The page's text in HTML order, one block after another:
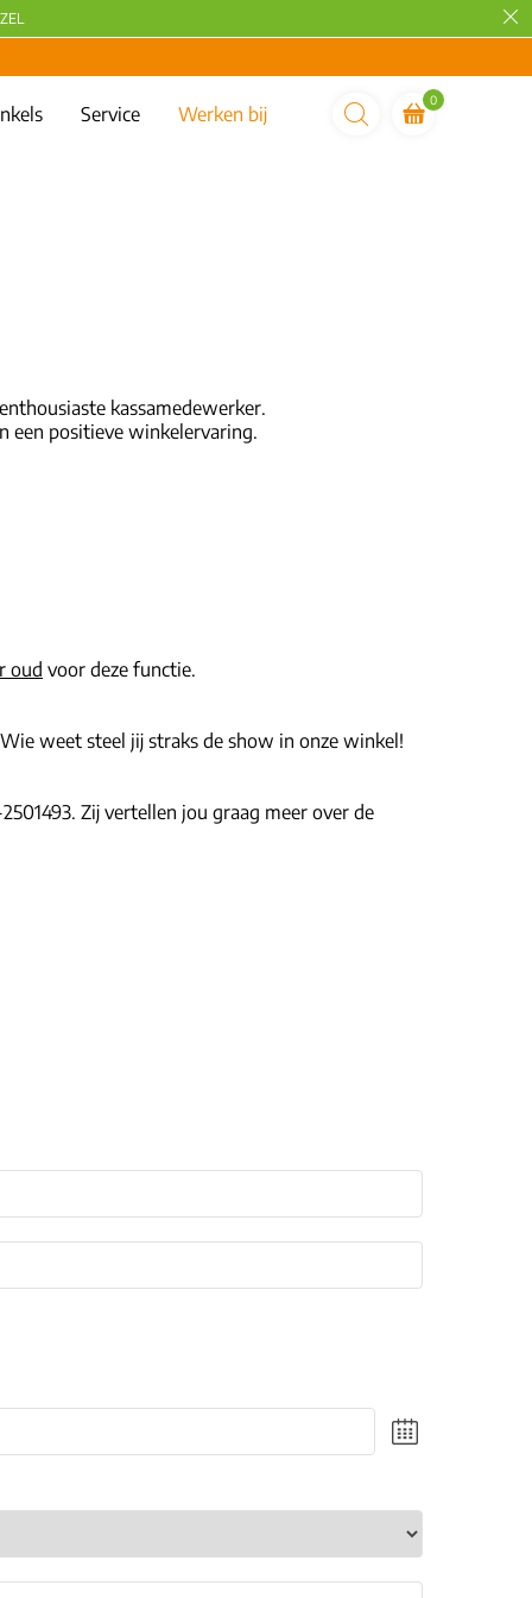
Service Werken bij
0
kassamedewerker.
een positieve winkelervaring.
oud voor deze functie.
weet steel jij straks de show in onze winkel!
Zij vertellen jou graag meer over de